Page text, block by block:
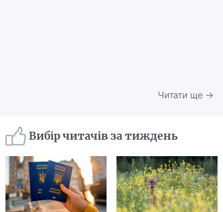
Читати ще →
Вибір читачів за тиждень